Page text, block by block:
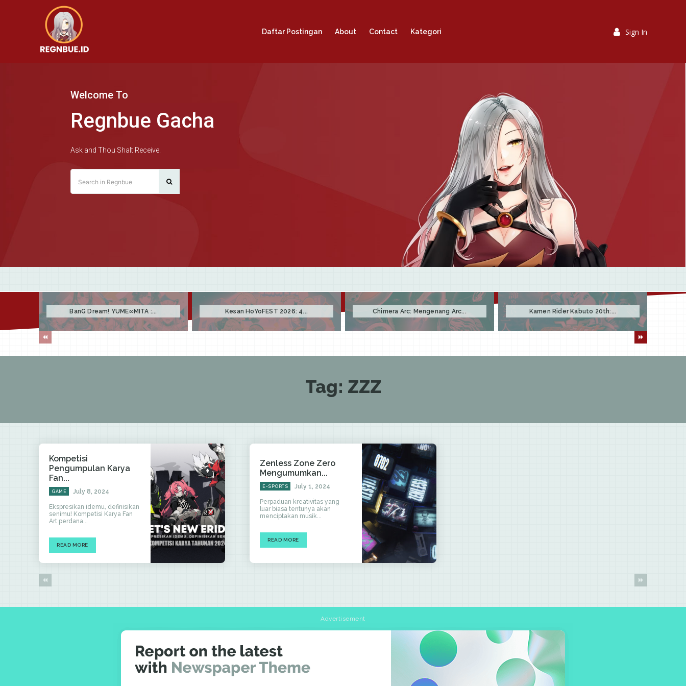
Daftar Postingan About Contact Kategori Sign In
Welcome To
Regnbue Gacha
Ask and Thou Shalt Receive.
Search in Regnbue
BanG Dream! YUME∞MITA :... Kesan HoYoFEST 2026: 4... Chimera Arc: Mengenang Arc... Kamen Rider Kabuto 20th:...
Tag: ZZZ
Kompetisi
Pengumpulan Karya
Fan...
GAME July 8, 2024
Ekspresikan idemu, definisikan
senimu! Kompetisi Karya Fan
Art perdana...
READ MORE
Zenless Zone Zero
Mengumumkan...
E-SPORTS July 1, 2024
Perpaduan kreativitas yang
luar biasa tentunya akan
menciptakan musik...
READ MORE
Advertisement